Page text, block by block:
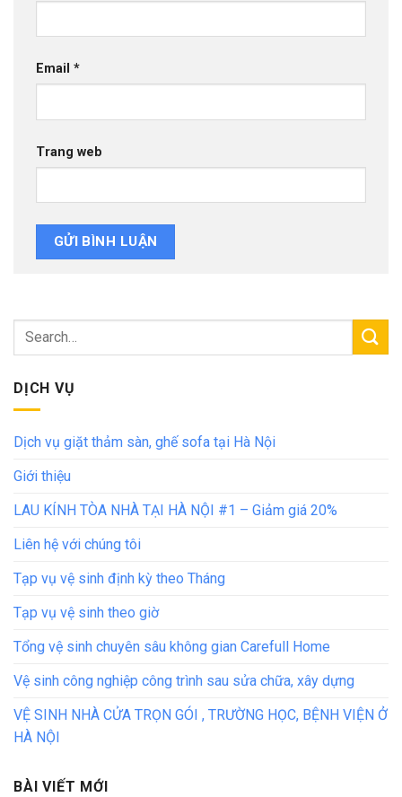
Email *
Trang web
DỊCH VỤ
Dịch vụ giặt thảm sàn, ghế sofa tại Hà Nội
Giới thiệu
LAU KÍNH TÒA NHÀ TẠI HÀ NỘI #1 – Giảm giá 20%
Liên hệ với chúng tôi
Tạp vụ vệ sinh định kỳ theo Tháng
Tạp vụ vệ sinh theo giờ
Tổng vệ sinh chuyên sâu không gian Carefull Home
Vệ sinh công nghiệp công trình sau sửa chữa, xây dựng
VỆ SINH NHÀ CỬA TRỌN GÓI , TRƯỜNG HỌC, BỆNH VIỆN Ở
HÀ NỘI
BÀI VIẾT MỚI